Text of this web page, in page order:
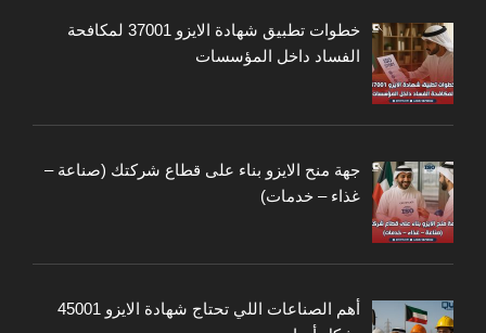
خطوات تطبيق شهادة الايزو 37001 لمكافحة
الفساد داخل المؤسسات
جهة منح الايزو بناء على قطاع شركتك (صناعة –
غذاء – خدمات)
أهم الصناعات اللي تحتاج شهادة الايزو 45001